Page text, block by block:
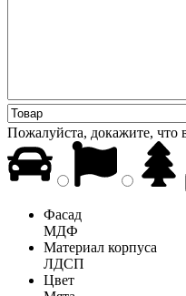
Пожалуйста, докажите, что
Фасад
МДФ
Материал корпуса
ЛДСП
Цвет